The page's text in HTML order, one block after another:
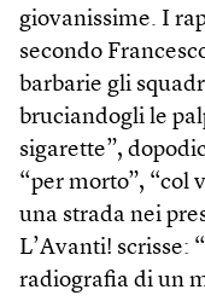
giovanissime. I
secondo
barbarie gli
bruciandogli le
sigarette”,
“per morto”, “col
una strada nei
L’Avanti! scrisse:
radiografia di un